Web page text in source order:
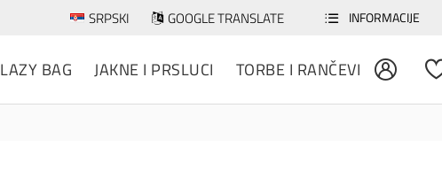
SRPSKI GOOGLE TRANSLATE INFORMACIJE
LAZY BAG JAKNE I PRSLUCI TORBE I RANČEVI